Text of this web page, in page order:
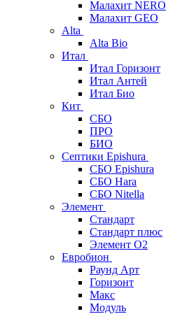
Малахит NERO
Малахит GEO
Alta
Alta Bio
Итал
Итал Горизонт
Итал Антей
Итал Био
Кит
СБО
ПРО
БИО
Септики Epishura
СБО Epishura
СБО Hara
СБО Nitella
Элемент
Стандарт
Стандарт плюс
Элемент О2
Евробион
Раунд Арт
Горизонт
Макс
Модуль